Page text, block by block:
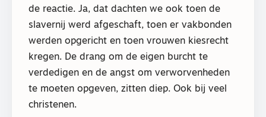
de reactie. Ja, dat dachten we ook toen de
slavernij werd afgeschaft, toen er vakbonden
werden opgericht en toen vrouwen kiesrecht
kregen. De drang om de eigen burcht te
verdedigen en de angst om verworvenheden
te moeten opgeven, zitten diep. Ook bij veel
christenen.